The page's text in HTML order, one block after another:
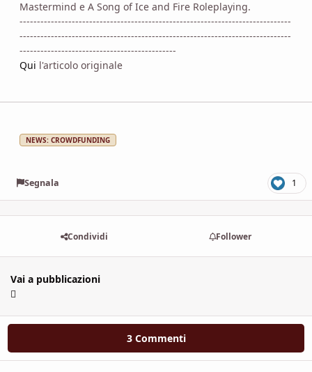
Mastermind e A Song of Ice and Fire Roleplaying.
------------------------------------------------------------------------------
------------------------------------------------------------------------------
---------------------------------------------
Qui l'articolo originale
NEWS: CROWDFUNDING
Segnala 1
Condividi Follower
Vai a pubblicazioni
3 Commenti